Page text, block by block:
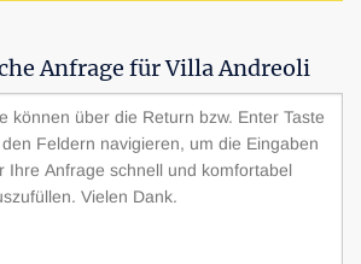
Anfrage für Villa Andreoli